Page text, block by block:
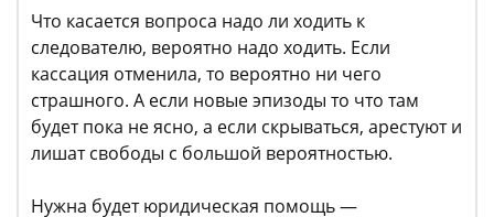
Что касается вопроса надо ли ходить к
следователю, вероятно надо ходить. Если
кассация отменила, то вероятно ни чего
страшного. А если новые эпизоды то что там
будет пока не ясно, а если скрываться, арестуют и
лишат свободы с большой вероятностью.
Нужна будет юридическая помощь —